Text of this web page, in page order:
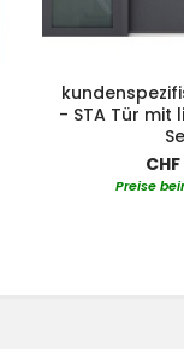
- STA Tür mit
Preise